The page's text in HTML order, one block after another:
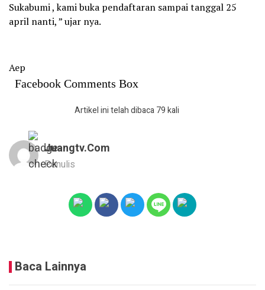
Sukabumi , kami buka pendaftaran sampai tanggal 25
april nanti, ” ujar nya.
Aep
Facebook Comments Box
Artikel ini telah dibaca 79 kali
Juangtv.com
Penulis
Baca Lainnya